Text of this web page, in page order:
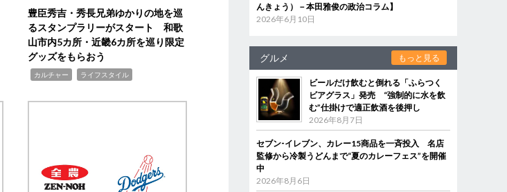
豊臣秀吉・秀長兄弟ゆかりの地を巡
るスタンプラリーがスタート 和歌
山市内5カ所・近畿6カ所を巡り限定
グッズをもらおう
カルチャー ライフスタイル
んきょう）－本田雅俊の政治コラム】
2026年6月10日
グルメ もっと見る
ビールだけ飲むと倒れる「ふらつく
ビアグラス」発売 “強制的に水を飲
む”仕掛けで適正飲酒を後押し
2026年8月7日
セブン‐イレブン、カレー15商品を一斉投入 名店
監修から冷製うどんまで“夏のカレーフェス”を開催
中
2026年8月6日